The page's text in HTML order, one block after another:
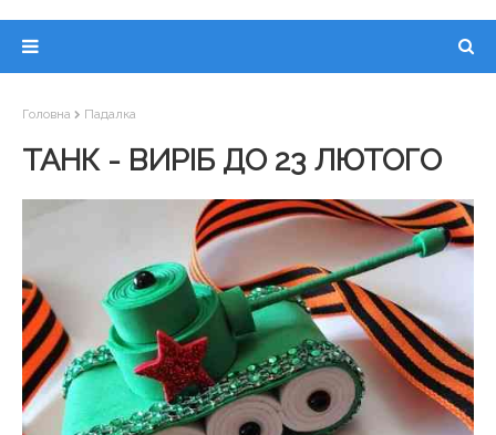
Головна Падалка
ТАНК - ВИРІБ ДО 23 ЛЮТОГО